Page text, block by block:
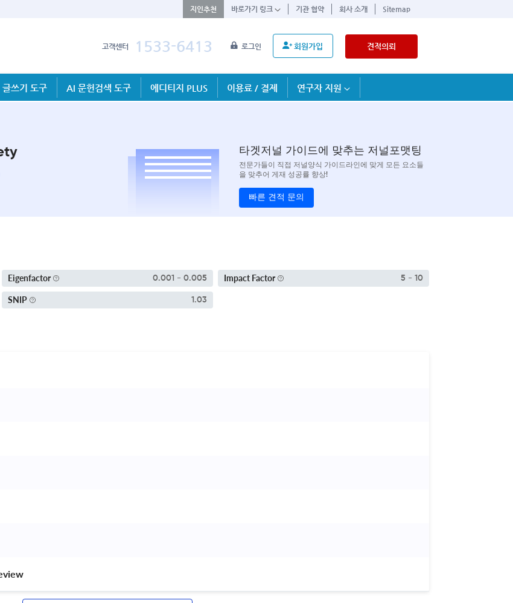
지인추천 바로가기 링크 기관 협약 회사 소개 Sitemap
고객센터 1533-6413 로그인 회원가입 견적의뢰
글쓰기 도구 AI 문헌검색 도구 에디티지 PLUS 이용료 / 결제 연구자 지원
타겟저널 가이드에 맞추는 저널포맷팅
전문가들이 직접 저널양식 가이드라인에 맞게 모든 요소들
을 맞추어 게재 성공률 향상!
빠른 견적 문의
Eigenfactor 0.001 - 0.005 Impact Factor 5 - 10
SNIP 1.03